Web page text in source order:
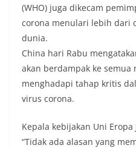
(WHO) juga dikecam
corona menulari lebih dari
dunia.
China hari Rabu
akan berdampak ke semua
menghadapi tahap kritis
virus corona.
Kepala kebijakan Uni
“Tidak ada alasan yang